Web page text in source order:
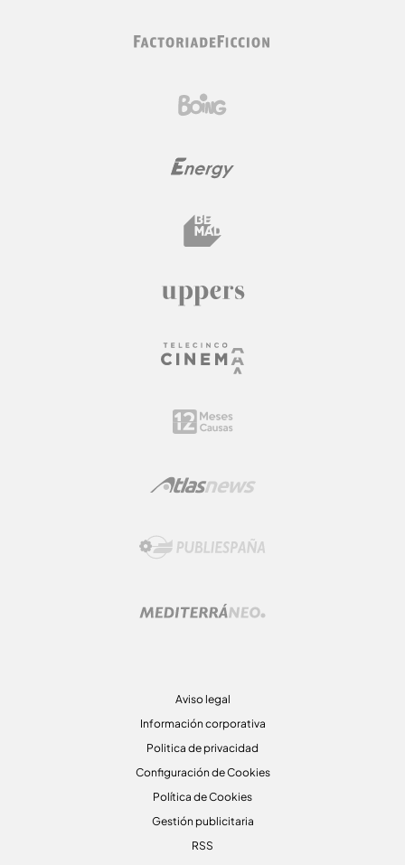
Aviso legal
Información corporativa
Politica de privacidad
Configuración de Cookies
Política de Cookies
Gestión publicitaria
RSS